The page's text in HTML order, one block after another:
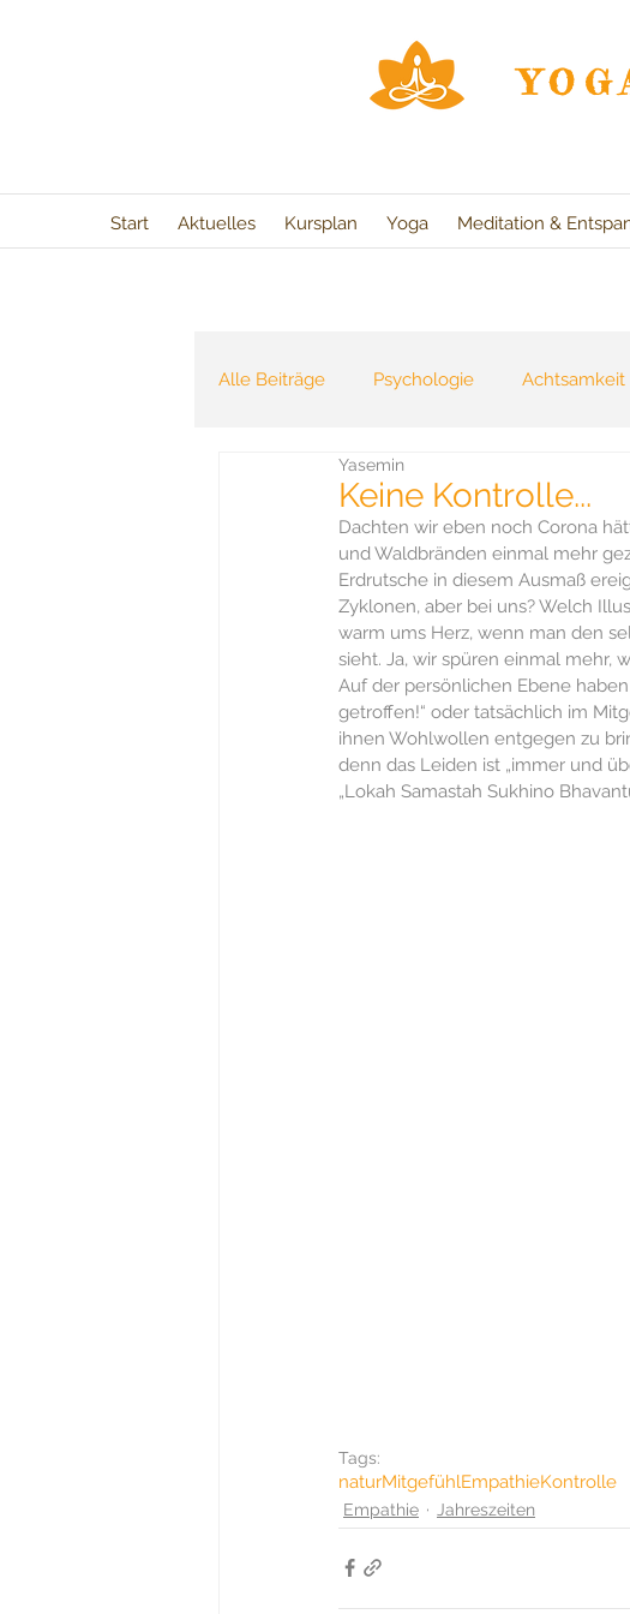
Start Aktuelles Kursplan Yoga Meditation &
Alle Beiträge Psychologie Achtsamkeit
Buchtipp
gewaltfreie Kommunikation
Soziologie Politik Geschichte
Spiritualität Trauern Reinkarnation
Keine Kontrolle...
Yasemin
Dachten wir eben noch Corona
und Waldbränden einmal mehr
Erdrutsche in diesem Ausmaß
Zyklonen, aber bei uns? Welch
warm ums Herz, wenn man den
sieht. Ja, wir spüren einmal mehr,
Auf der persönlichen Ebene
getroffen!“ oder tatsächlich im
ihnen Wohlwollen entgegen zu
denn das Leiden ist „immer und
„Lokah Samastah Sukhino
Tags:
naturMitgefühlEmpathieKontrolle
Empathie Jahreszeiten